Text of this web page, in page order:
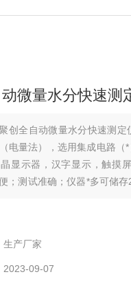
微量水分快速测
创全自动微量水分快速测
电量法），选用集成电路（
显示器，汉字显示，触摸
；测试准确；仪器*多可储存
，广泛应用于石油、化工、
生产厂家
2023-09-07